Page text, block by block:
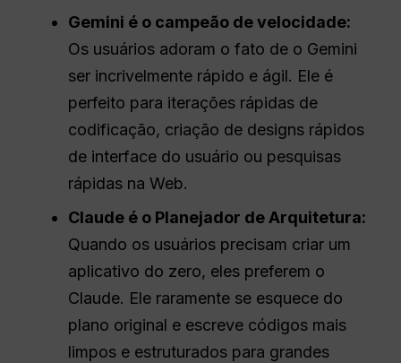
Gemini é o campeão de velocidade:
Os usuários adoram o fato de o Gemini
ser incrivelmente rápido e ágil. Ele é
perfeito para iterações rápidas de
codificação, criação de designs rápidos
de interface do usuário ou pesquisas
rápidas na Web.
Claude é o Planejador de Arquitetura:
Quando os usuários precisam criar um
aplicativo do zero, eles preferem o
Claude. Ele raramente se esquece do
plano original e escreve códigos mais
limpos e estruturados para grandes